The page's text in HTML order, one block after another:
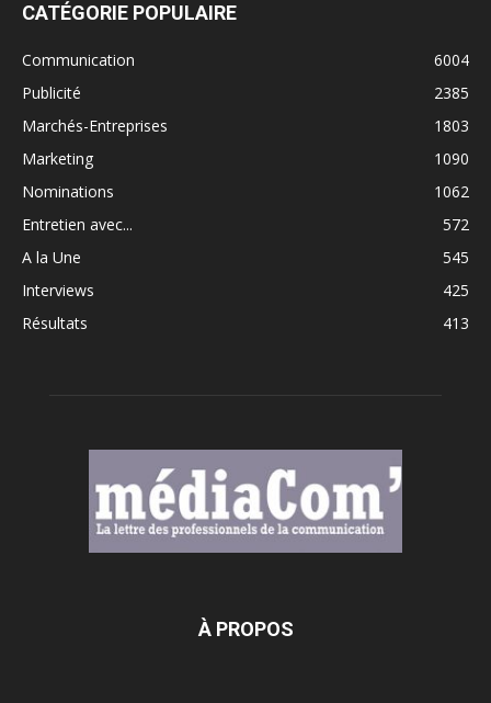
CATÉGORIE POPULAIRE
Communication
6004
Publicité
2385
Marchés-Entreprises
1803
Marketing
1090
Nominations
1062
Entretien avec...
572
A la Une
545
Interviews
425
Résultats
413
À PROPOS